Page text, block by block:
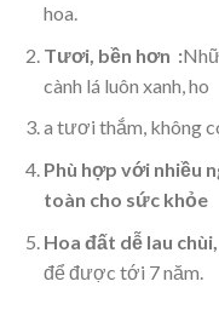
hoa.
Tươi, bền hơn :
cành lá luôn xanh, ho
a tươi thắm, không
Phù hợp với nhiều
toàn cho sức khỏe
Hoa đất dễ lau
để được tới 7 năm.